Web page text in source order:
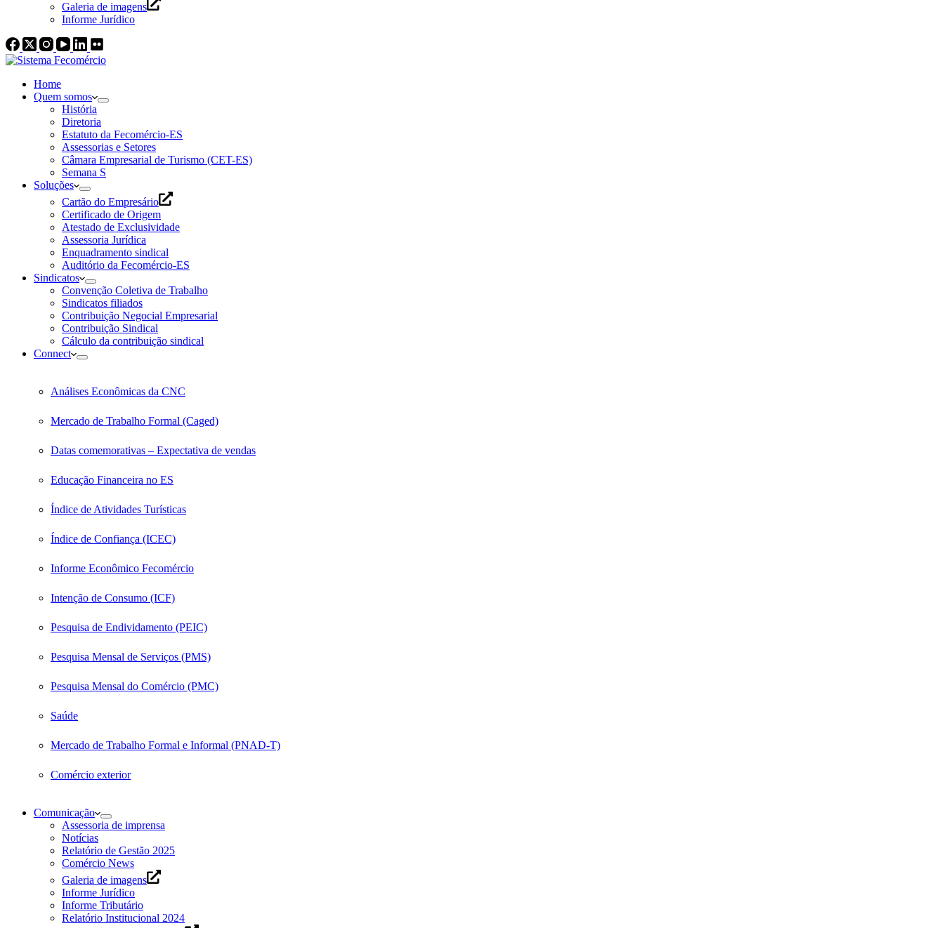
Galeria de imagens
Informe Jurídico
Home
Quem somos
História
Diretoria
Estatuto da Fecomércio-ES
Assessorias e Setores
Câmara Empresarial de Turismo (CET-ES)
Semana S
Soluções
Cartão do Empresário
Certificado de Origem
Atestado de Exclusividade
Assessoria Jurídica
Enquadramento sindical
Auditório da Fecomércio-ES
Sindicatos
Convenção Coletiva de Trabalho
Sindicatos filiados
Contribuição Negocial Empresarial
Contribuição Sindical
Cálculo da contribuição sindical
Connect
Análises Econômicas da CNC
Mercado de Trabalho Formal (Caged)
Datas comemorativas – Expectativa de vendas
Educação Financeira no ES
Índice de Atividades Turísticas
Índice de Confiança (ICEC)
Informe Econômico Fecomércio
Intenção de Consumo (ICF)
Pesquisa de Endividamento (PEIC)
Pesquisa Mensal de Serviços (PMS)
Pesquisa Mensal do Comércio (PMC)
Saúde
Mercado de Trabalho Formal e Informal (PNAD-T)
Comércio exterior
Comunicação
Assessoria de imprensa
Notícias
Relatório de Gestão 2025
Comércio News
Galeria de imagens
Informe Jurídico
Informe Tributário
Relatório Institucional 2024